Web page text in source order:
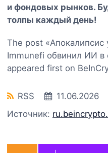
и фондовых рынков.
толпы каждый день!
The post «Апокалипсис
Immunefi обвинил ИИ в
appeared first on
RSS 11.06.2026
Источник: